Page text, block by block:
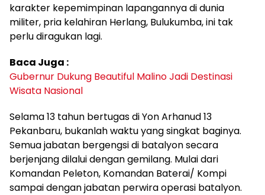
karakter kepemimpinan lapangannya di dunia
militer, pria kelahiran Herlang, Bulukumba, ini tak
perlu diragukan lagi.
Baca Juga :
Gubernur Dukung Beautiful Malino Jadi Destinasi
Wisata Nasional
Selama 13 tahun bertugas di Yon Arhanud 13
Pekanbaru, bukanlah waktu yang singkat baginya.
Semua jabatan bergengsi di batalyon secara
berjenjang dilalui dengan gemilang. Mulai dari
Komandan Peleton, Komandan Baterai/ Kompi
sampai dengan jabatan perwira operasi batalyon.